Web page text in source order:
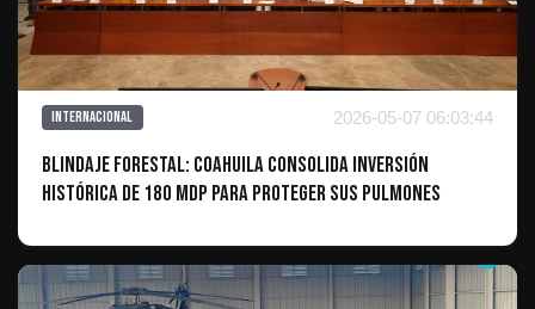
Internacional 2026-05-07 06:03:44
Blindaje Forestal: Coahuila consolida inversión
histórica de 180 mdp para proteger sus pulmones